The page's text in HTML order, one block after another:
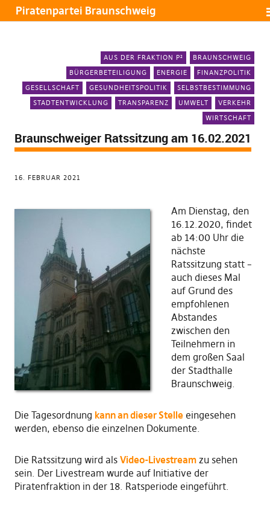
Piratenpartei Braunschweig
AUS DER FRAKTION P²
BRAUNSCHWEIG
BÜRGERBETEILIGUNG
ENERGIE
FINANZPOLITIK
GESELLSCHAFT
GESUNDHEITSPOLITIK
SELBSTBESTIMMUNG
STADTENTWICKLUNG
TRANSPARENZ UMWELT
VERKEHR
WIRTSCHAFT
Braunschweiger Ratssitzung am 16.02.2021
16. FEBRUAR 2021
Am Dienstag, den
16.12.2020, findet
ab 14:00 Uhr die
nächste
Ratssitzung statt –
auch dieses Mal
auf Grund des
empfohlenen
Abstandes
zwischen den
Teilnehmern in
dem großen Saal
der Stadthalle
Braunschweig.
Die Tagesordnung kann an dieser Stelleeingesehen
werden, ebenso die einzelnen Dokumente.
Die Ratssitzung wird als Video-Livestreamzu sehen
sein. Der Livestream wurde auf Initiative der
Piratenfraktion in der 18. Ratsperiode eingeführt.